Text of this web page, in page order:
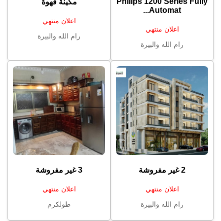
Automat...
اعلان منتهي
رام الله والبيرة
اعلان منتهي
رام الله والبيرة
2 غير مفروشة
اعلان منتهي
رام الله والبيرة
3 غير مفروشة
اعلان منتهي
طولكرم